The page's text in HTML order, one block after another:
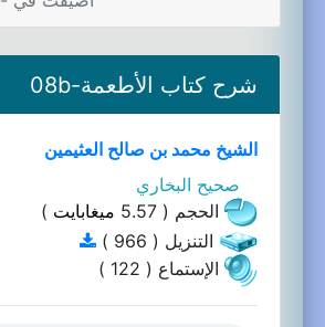
شرح كتاب الأطعمة-08b
الشيخ محمد بن صالح العثيمين
صحيح البخاري
الحجم ( 5.57
ميغابايت )
التنزيل ( 966 )
الإستماع ( 122 )